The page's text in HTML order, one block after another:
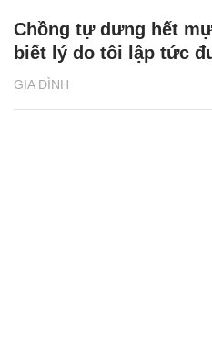
GIA ĐÌNH
Chồng tự dưng hết
biết lý do tôi lập tức